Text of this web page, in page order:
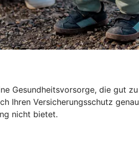
Gesundheitsvorsorge, die gut
Ihren Versicherungsschutz
nicht bietet.